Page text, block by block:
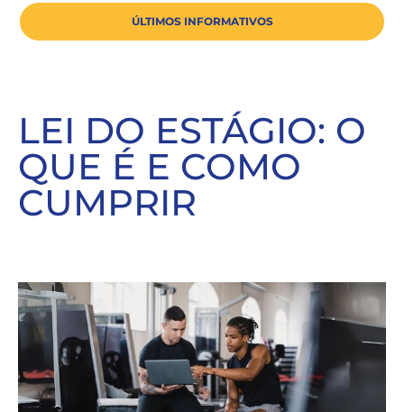
ÚLTIMOS INFORMATIVOS
LEI DO ESTÁGIO: O
QUE É E COMO
CUMPRIR